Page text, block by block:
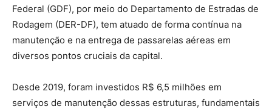
Federal (GDF), por meio do Departamento de Estradas de
Rodagem (DER-DF), tem atuado de forma contínua na
manutenção e na entrega de passarelas aéreas em
diversos pontos cruciais da capital.
Desde 2019, foram investidos R$ 6,5 milhões em
serviços de manutenção dessas estruturas, fundamentais